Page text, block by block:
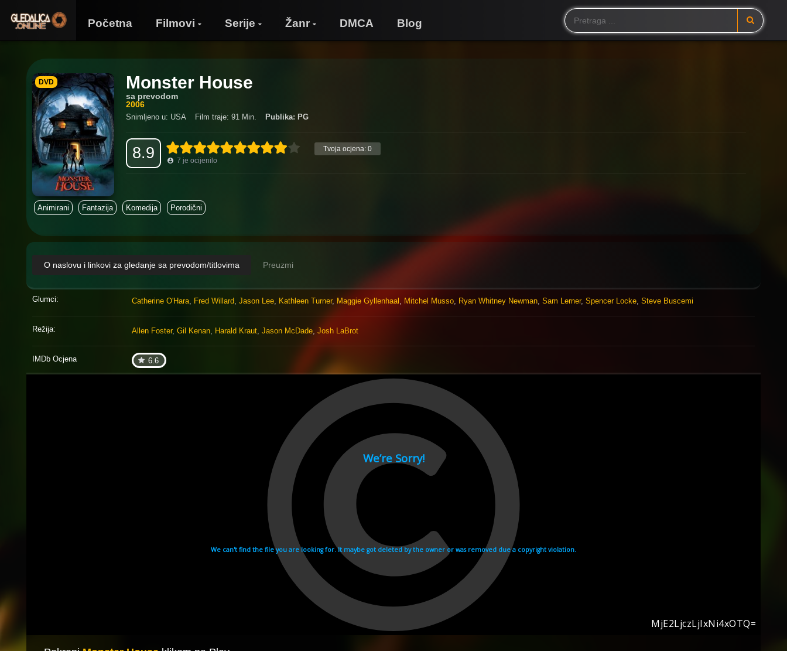
Početna Filmovi Serije Žanr DMCA Blog
DVD Monster House
sa prevodom
2006
Snimljeno u: USA Film traje: 91 Min. Publika: PG
Tvoja ocjena: 0
8.9 7 je ocijenilo
Animirani Fantazija Komedija Porodični
O naslovu i linkovi za gledanje sa prevodom/titlovima Preuzmi
Glumci: Catherine O'Hara, Fred Willard, Jason Lee, Kathleen Turner, Maggie Gyllenhaal , Mitchel Musso, Ryan Whitney Newman, Sam Lerner, Spencer Locke, Steve Buscemi
Režija: Allen Foster, Gil Kenan, Harald Kraut, Jason McDade, Josh LaBrot
IMDb Ocjena 6.6